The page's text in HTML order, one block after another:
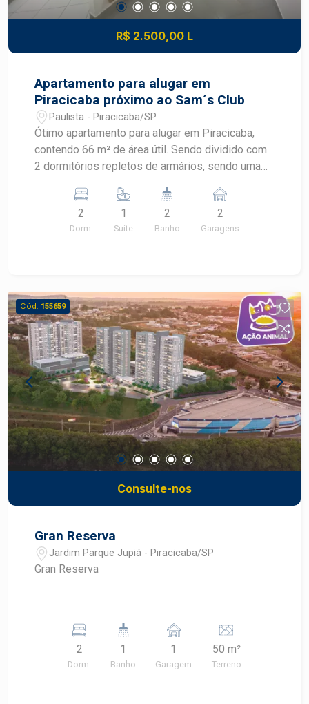
R$ 2.500,00 L
Apartamento para alugar em
Piracicaba próximo ao Sam´s Club
Paulista - Piracicaba/SP
Ótimo apartamento para alugar em Piracicaba,
contendo 66 m² de área útil. Sendo dividido com
2 dormitórios repletos de armários, sendo uma
banheiro social, cozinha planejada e área de
serviço com armário, 2 vagas de garagem. O
condomínio oferece piscina com borda infinita,
2
Dorm.
1
Suite
2
Banho
2
Garagens
Cód. 155659
Consulte-nos
Gran Reserva
Jardim Parque Jupiá - Piracicaba/SP
Gran Reserva
2
Dorm.
1
Banho
1
Garagem
50 m²
Terreno